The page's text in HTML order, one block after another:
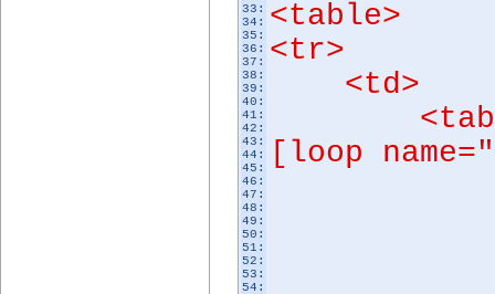
33:
34:
35:
36:
37:
38:
39:
40:
41:
42:
43:
44:
45:
46:
47:
48:
49:
50:
51:
52:
53:
54:
<table>
<tr>
<td>
[loop